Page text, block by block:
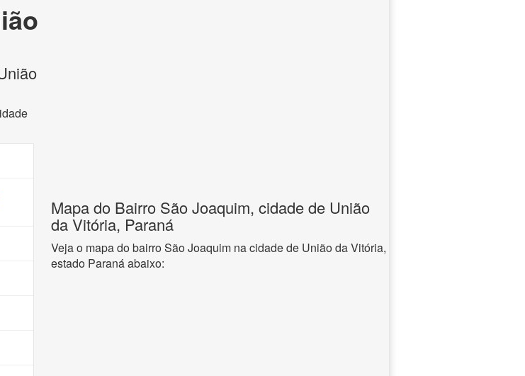
Mapa do Bairro São Joaquim, cidade de União
da Vitória, Paraná
Veja o mapa do bairro São Joaquim na cidade de União da Vitória,
estado Paraná abaixo: